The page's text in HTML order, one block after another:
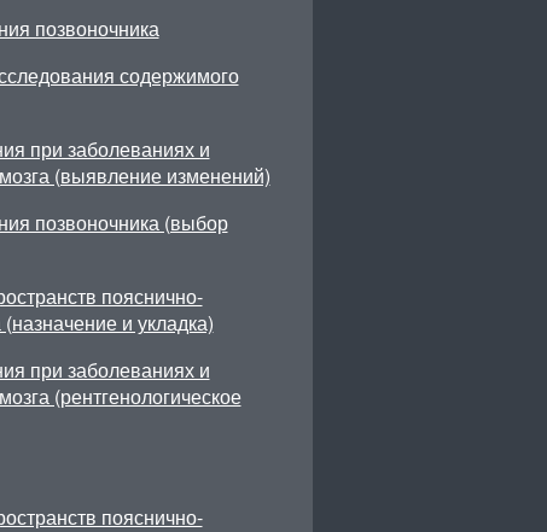
позвоночника
содержимого
при заболеваниях и
(выявление изменений)
позвоночника (выбор
пояснично-
и укладка)
при заболеваниях и
(рентгенологическое
пояснично-